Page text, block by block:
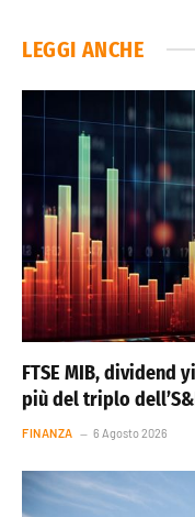
LEGGI ANCHE
FTSE MIB, dividend
più del triplo
FINANZA 6 Agosto 2026